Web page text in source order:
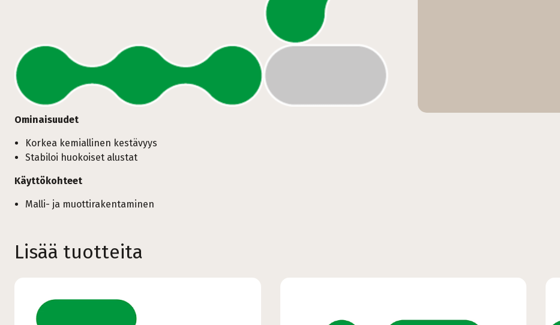
Ominaisuudet
Korkea kemiallinen kestävyys
Stabiloi huokoiset alustat
Käyttökohteet
Malli- ja muottirakentaminen
Lisää tuotteita